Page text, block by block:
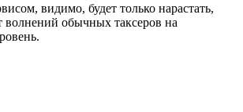
видимо, будет только нарастать,
волнений обычных таксеров на